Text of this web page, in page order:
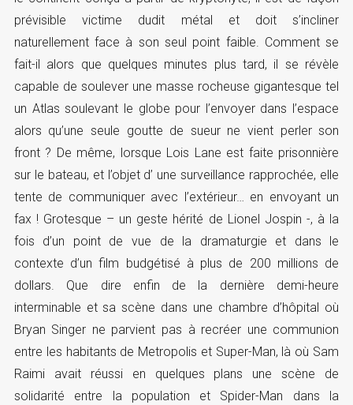
prévisible victime dudit métal et doit s’incliner
naturellement face à son seul point faible. Comment se
fait-il alors que quelques minutes plus tard, il se révèle
capable de soulever une masse rocheuse gigantesque tel
un Atlas soulevant le globe pour l’envoyer dans l’espace
alors qu’une seule goutte de sueur ne vient perler son
front ? De même, lorsque Lois Lane est faite prisonnière
sur le bateau, et l’objet d’ une surveillance rapprochée, elle
tente de communiquer avec l’extérieur… en envoyant un
fax ! Grotesque – un geste hérité de Lionel Jospin -, à la
fois d’un point de vue de la dramaturgie et dans le
contexte d’un film budgétisé à plus de 200 millions de
dollars. Que dire enfin de la dernière demi-heure
interminable et sa scène dans une chambre d’hôpital où
Bryan Singer ne parvient pas à recréer une communion
entre les habitants de Metropolis et Super-Man, là où Sam
Raimi avait réussi en quelques plans une scène de
solidarité entre la population et Spider-Man dans la